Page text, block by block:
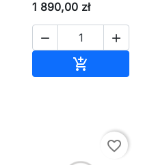
1 890,00 zł
 

favorite_border